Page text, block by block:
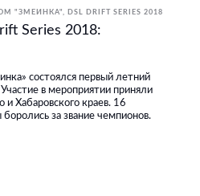
"ЗМЕИНКА" DSL DRIFT SERIES 2018
Series 2018:
состоялся первый летний
в мероприятии приняли
Хабаровского краев. 16
за звание чемпионов.